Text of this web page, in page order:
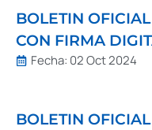
BOLETIN
CON FIRMA
Fecha: 02 Oct 2024
BOLETIN